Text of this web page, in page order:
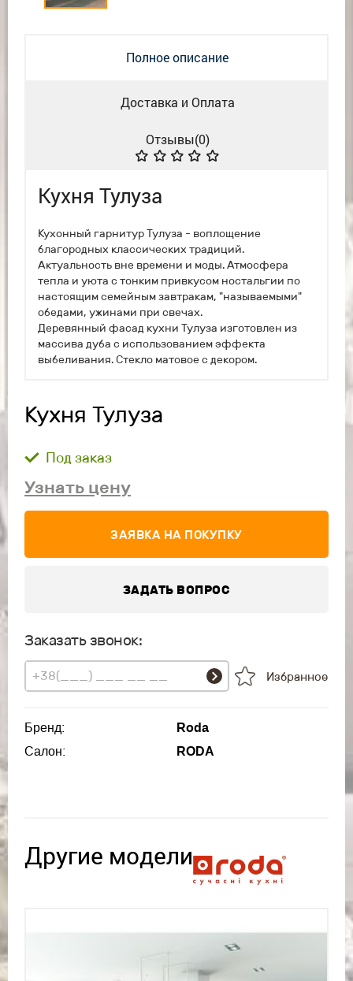
Полное описание
Доставка и Оплата
Отзывы(0)
Кухня Тулуза
Кухонный гарнитур Тулуза - воплощение
благородных классических традиций.
Актуальность вне времени и моды. Атмосфера
тепла и уюта с тонким привкусом ностальгии по
настоящим семейным завтракам, "называемыми"
обедами, ужинами при свечах.
Деревянный фасад кухни Тулуза изготовлен из
массива дуба с использованием эффекта
выбеливания. Стекло матовое с декором.
Кухня Тулуза
Под заказ
Узнать цену
ЗАЯВКА НА ПОКУПКУ
ЗАДАТЬ ВОПРОС
Заказать звонок:
Избранное
Бренд:
Roda
Салон:
RODA
Другие модели